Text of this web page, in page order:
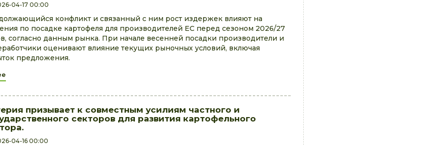
04-17 00:00
конфликт и связанный с ним рост издержек влияют на
по посадке картофеля для производителей ЕС перед сезоном 2026/27
согласно данным рынка. При начале весенней посадки производители и
оценивают влияние текущих рыночных условий, включая
предложения.
призывает к совместным усилиям частного и
секторов для развития картофельного
04-16 00:00